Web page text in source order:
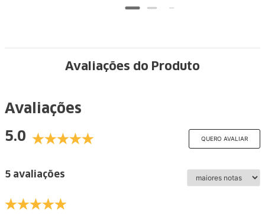
Avaliações do Produto
Avaliações
5.0
QUERO AVALIAR
5 avaliações